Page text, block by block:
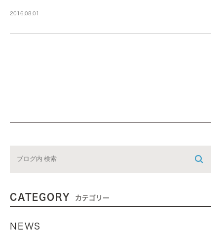
2016.08.01
CATEGORY カテゴリー
NEWS